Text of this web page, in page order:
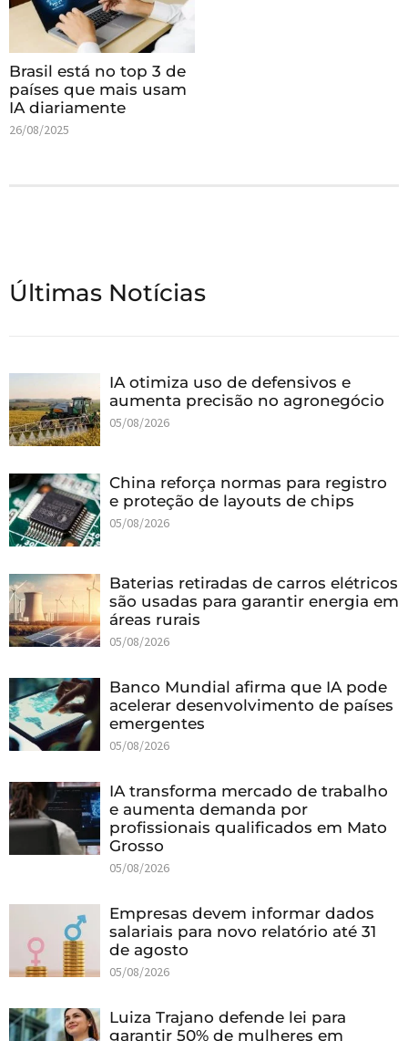
Brasil está no top 3 de
países que mais usam
IA diariamente
26/08/2025
Últimas Notícias
IA otimiza uso de defensivos e
aumenta precisão no agronegócio
05/08/2026
China reforça normas para registro
e proteção de layouts de chips
05/08/2026
Baterias retiradas de carros elétricos
são usadas para garantir energia em
áreas rurais
05/08/2026
Banco Mundial afirma que IA pode
acelerar desenvolvimento de países
emergentes
05/08/2026
IA transforma mercado de trabalho
e aumenta demanda por
profissionais qualificados em Mato
Grosso
05/08/2026
Empresas devem informar dados
salariais para novo relatório até 31
de agosto
05/08/2026
Luiza Trajano defende lei para
garantir 50% de mulheres em